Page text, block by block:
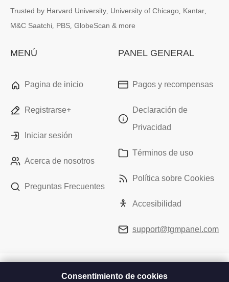
Trusted by Harvard University, University of Chicago, Kantar,
M&C Saatchi, PBS, GlobeScan & more
MENÚ
Pagina de inicio
Registrarse+
Iniciar sesión
Acerca de nosotros
Preguntas Frecuentes
PANEL GENERAL
Pagos y recompensas
Declaración de
Privacidad
Términos de uso
Política sobre Cookies
Accesibilidad
support@tgmpanel.com
Consentimiento de cookies